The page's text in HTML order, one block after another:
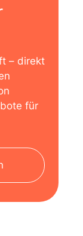
– direkt
für